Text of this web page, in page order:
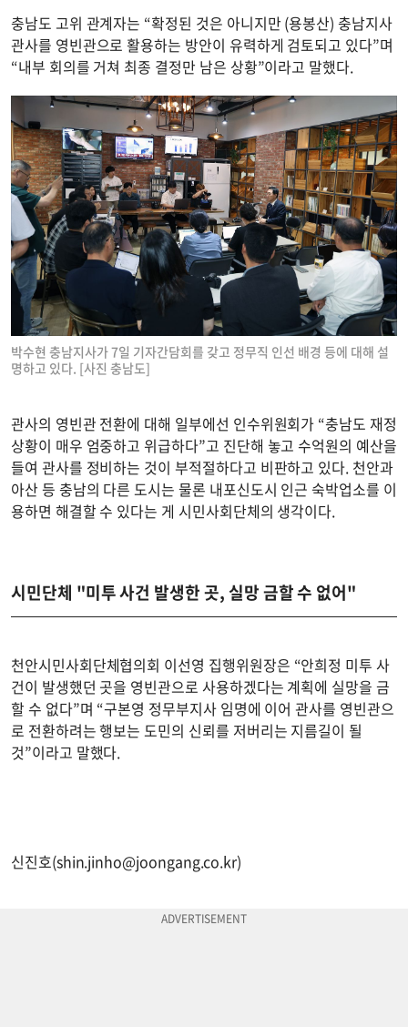
충남도 고위 관계자는 “확정된 것은 아니지만 (용봉산) 충남지사
관사를 영빈관으로 활용하는 방안이 유력하게 검토되고 있다”며
“내부 회의를 거쳐 최종 결정만 남은 상황”이라고 말했다.
박수현 충남지사가 7일 기자간담회를 갖고 정무직 인선 배경 등에 대해 설
명하고 있다. [사진 충남도]
관사의 영빈관 전환에 대해 일부에선 인수위원회가 “충남도 재정
상황이 매우 엄중하고 위급하다”고 진단해 놓고 수억원의 예산을
들여 관사를 정비하는 것이 부적절하다고 비판하고 있다. 천안과
아산 등 충남의 다른 도시는 물론 내포신도시 인근 숙박업소를 이
용하면 해결할 수 있다는 게 시민사회단체의 생각이다.
시민단체 "미투 사건 발생한 곳, 실망 금할 수 없어"
천안시민사회단체협의회 이선영 집행위원장은 “안희정 미투 사
건이 발생했던 곳을 영빈관으로 사용하겠다는 계획에 실망을 금
할 수 없다”며 “구본영 정무부지사 임명에 이어 관사를 영빈관으
로 전환하려는 행보는 도민의 신뢰를 저버리는 지름길이 될
것”이라고 말했다.
신진호(shin.jinho@joongang.co.kr)